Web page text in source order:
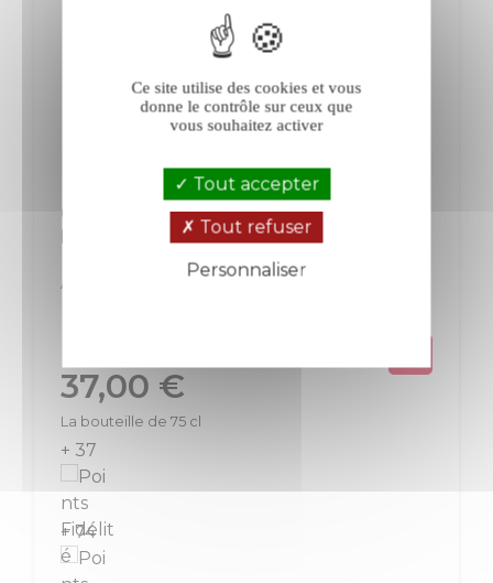
Ostertag Fronholz A l'Orient d'Eden
blanc
Alsace
Prix
37,00 €
La bouteille de 75 cl
+ 37
+ 74
Ce site utilise des cookies et vous
donne le contrôle sur ceux que
vous souhaitez activer
Tout accepter
Tout refuser
Personnaliser